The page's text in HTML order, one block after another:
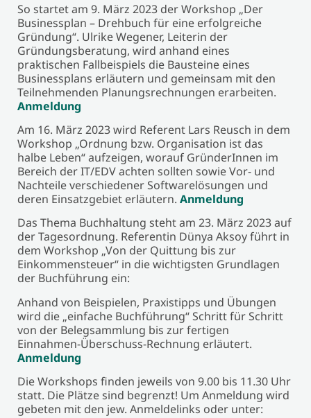
So startet am 9. März 2023 der Workshop „Der
Businessplan – Drehbuch für eine erfolgreiche
Gründung“. Ulrike Wegener, Leiterin der
Gründungsberatung, wird anhand eines
praktischen Fallbeispiels die Bausteine eines
Businessplans erläutern und gemeinsam mit den
Teilnehmenden Planungsrechnungen erarbeiten.
Anmeldung
Am 16. März 2023 wird Referent Lars Reusch in dem
Workshop „Ordnung bzw. Organisation ist das
halbe Leben“ aufzeigen, worauf GründerInnen im
Bereich der IT/EDV achten sollten sowie Vor- und
Nachteile verschiedener Softwarelösungen und
deren Einsatzgebiet erläutern. Anmeldung
Das Thema Buchhaltung steht am 23. März 2023 auf
der Tagesordnung. Referentin Dünya Aksoy führt in
dem Workshop „Von der Quittung bis zur
Einkommensteuer“ in die wichtigsten Grundlagen
der Buchführung ein:
Anhand von Beispielen, Praxistipps und Übungen
wird die „einfache Buchführung“ Schritt für Schritt
von der Belegsammlung bis zur fertigen
Einnahmen-Überschuss-Rechnung erläutert.
Anmeldung
Die Workshops finden jeweils von 9.00 bis 11.30 Uhr
statt. Die Plätze sind begrenzt! Um Anmeldung wird
gebeten mit den jew. Anmeldelinks oder unter: